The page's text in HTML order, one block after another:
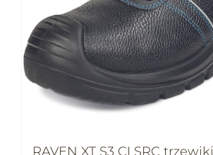
RAVEN XT S3 CI SRC trzewiki